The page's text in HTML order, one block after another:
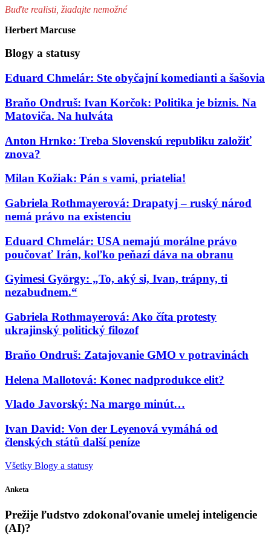
Buďte realisti, žiadajte nemožné
Herbert Marcuse
Blogy a statusy
Eduard Chmelár: Ste obyčajní komedianti a šašovia
Braňo Ondruš: Ivan Korčok: Politika je biznis. Na
Matoviča. Na hulváta
Anton Hrnko: Treba Slovenskú republiku založiť
znova?
Milan Kožiak: Pán s vami, priatelia!
Gabriela Rothmayerová: Drapatyj – ruský národ
nemá právo na existenciu
Eduard Chmelár: USA nemajú morálne právo
poučovať Irán, koľko peňazí dáva na obranu
Gyimesi György: „To, aký si, Ivan, trápny, ti
nezabudnem.“
Gabriela Rothmayerová: Ako číta protesty
ukrajinský politický filozof
Braňo Ondruš: Zatajovanie GMO v potravinách
Helena Mallotová: Konec nadprodukce elit?
Vlado Javorský: Na margo minút…
Ivan David: Von der Leyenová vymáhá od
členských států další peníze
Všetky Blogy a statusy
Anketa
Prežije ľudstvo zdokonaľovanie umelej inteligencie
(AI)?